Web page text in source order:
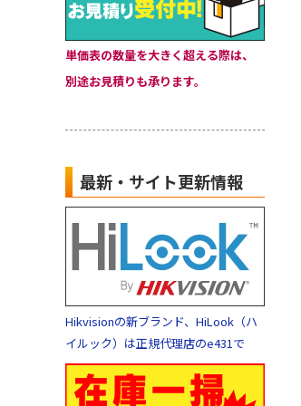
単価表の数量を大きく超える際は、
別途お見積りも承ります。
最新・サイト更新情報
Hikvisionの新ブランド、HiLook（ハ
イルック）は正規代理店のe431で